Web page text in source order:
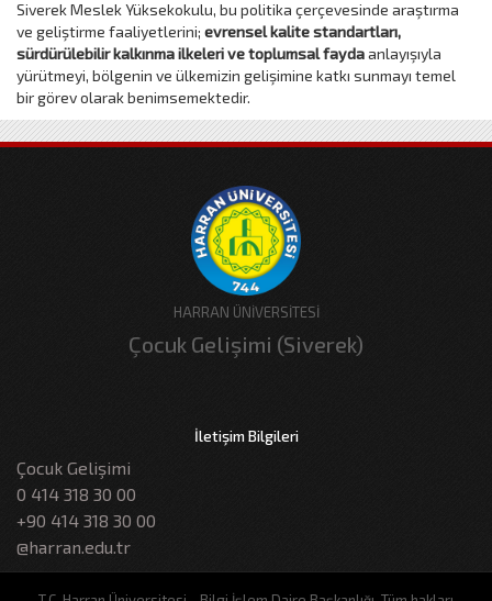
Siverek Meslek Yüksekokulu, bu politika çerçevesinde araştırma
ve geliştirme faaliyetlerini; evrensel kalite standartları,
sürdürülebilir kalkınma ilkeleri ve toplumsal faydaanlayışıyla
yürütmeyi, bölgenin ve ülkemizin gelişimine katkı sunmayı temel
bir görev olarak benimsemektedir.
HARRAN ÜNİVERSİTESİ
Çocuk Gelişimi (Siverek)
İletişim Bilgileri
Çocuk Gelişimi
0 414 318 30 00
+90 414 318 30 00
@harran.edu.tr